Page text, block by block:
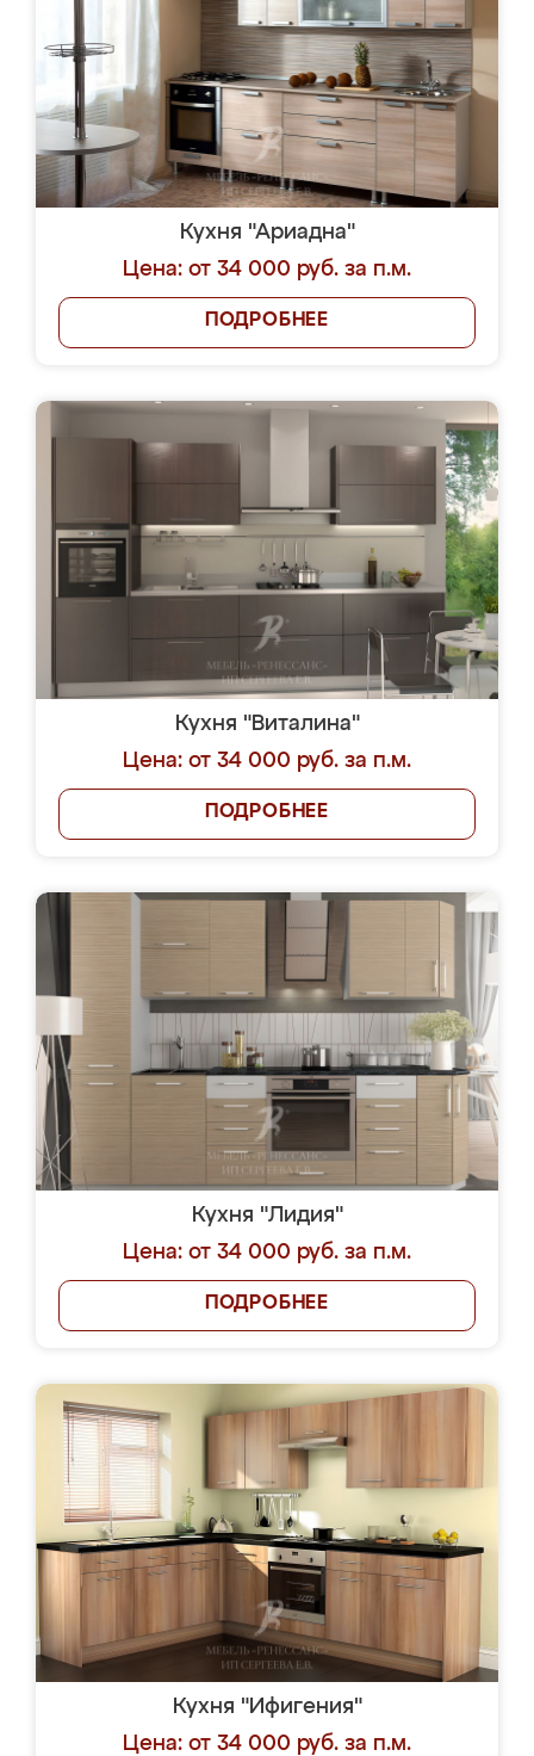
Кухня "Ариадна"
Цена: от 34 000 руб. за п.м.
ПОДРОБНЕЕ
Кухня "Виталина"
Цена: от 34 000 руб. за п.м.
ПОДРОБНЕЕ
Кухня "Лидия"
Цена: от 34 000 руб. за п.м.
ПОДРОБНЕЕ
Кухня "Ифигения"
Цена: от 34 000 руб. за п.м.